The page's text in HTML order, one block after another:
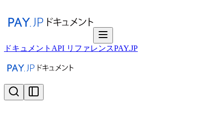
ドキュメント API リファレンスPAY.JP